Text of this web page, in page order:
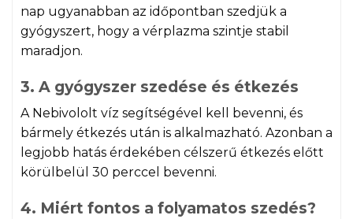
nap ugyanabban az időpontban szedjük a
gyógyszert, hogy a vérplazma szintje stabil
maradjon.
3. A gyógyszer szedése és étkezés
A Nebivololt víz segítségével kell bevenni, és
bármely étkezés után is alkalmazható. Azonban a
legjobb hatás érdekében célszerű étkezés előtt
körülbelül 30 perccel bevenni.
4. Miért fontos a folyamatos szedés?